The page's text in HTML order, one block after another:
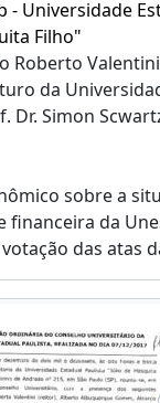
- Universidade
Filho"
Roberto
da
Dr. Simon
sobre a
financeira da
das atas